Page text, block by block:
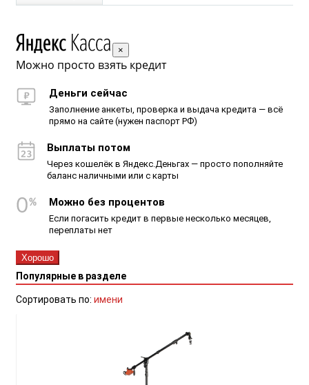
×
Можно просто взять кредит
Деньги сейчас
Заполнение анкеты, проверка и выдача кредита — всё
прямо на сайте (нужен паспорт РФ)
Выплаты потом
Через кошелёк в Яндекс.Деньгах — просто пополняйте
баланс наличными или с карты
Можно без процентов
Если погасить кредит в первые несколько месяцев,
переплаты нет
Хорошо
Популярные в разделе
Сортировать по: имени